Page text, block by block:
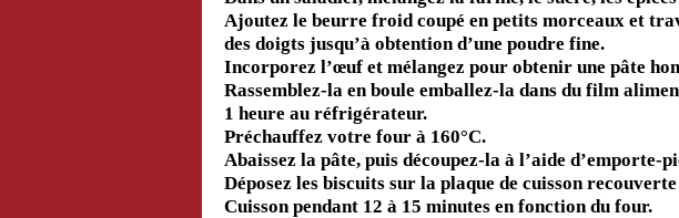
Ajoutez le beurre froid coupé en petits morceaux et
des doigts jusqu’à obtention d’une poudre fine.
Incorporez l’œuf et mélangez pour obtenir une pâte
Rassemblez-la en boule emballez-la dans du film
1 heure au réfrigérateur.
Préchauffez votre four à 160°C.
Abaissez la pâte, puis découpez-la à l’aide d’emporte-
Déposez les biscuits sur la plaque de cuisson
Cuisson pendant 12 à 15 minutes en fonction du four.